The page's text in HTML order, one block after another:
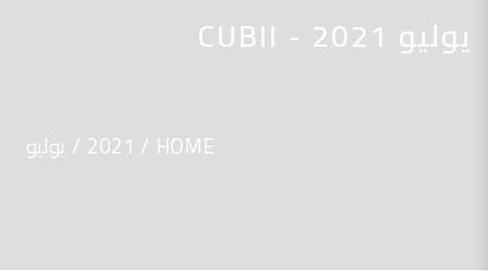
يوليو 2021 - CUBII
HOME
2021 يوليو